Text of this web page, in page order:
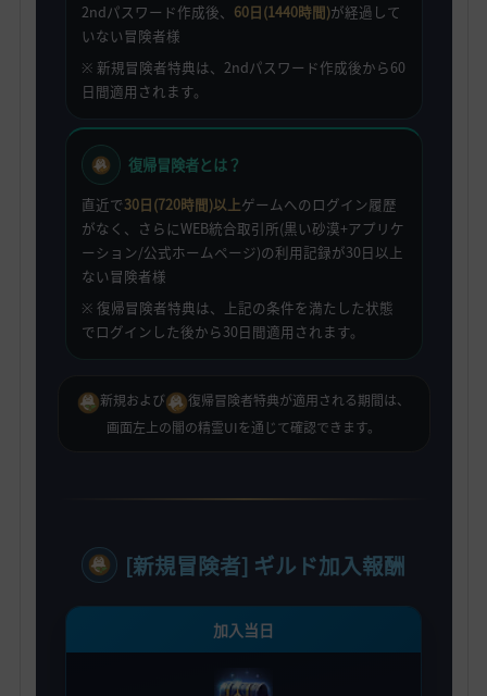
2ndパスワード作成後、 60日(1440時間)が経過して
いない冒険者様
※ 新規冒険者特典は、2ndパスワード作成後から60
日間適用されます。
復帰冒険者とは？
直近で30日(720時間)以上ゲームへのログイン履歴
がなく、さらにWEB統合取引所(黒い砂漠+アプリケ
ーション/公式ホームページ)の利用記録が30日以上
ない冒険者様
※ 復帰冒険者特典は、上記の条件を満たした状態
でログインした後から30日間適用されます。
新規および
復帰冒険者特典が適用される期間は、
画面左上の闇の精霊UIを通じて確認できます。
[新規冒険者] ギルド加入報酬
加入当日